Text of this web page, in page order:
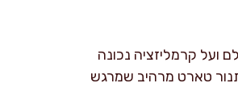
ועל קרמליזציה נכונה
טארט מרהיב שמרגש